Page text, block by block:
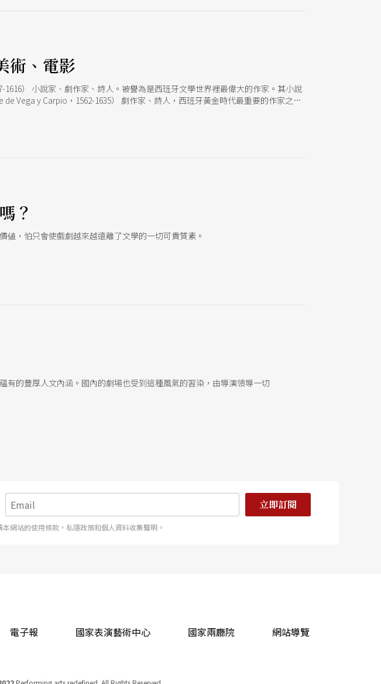
田誠治認為，無論是2000年後文本的「被看到」，還有在劇場裡好好說與好好聽
時，也把從劇本翻譯到劇場實踐過程裡可能面對到的問題，轉化成這個劇本的某種
開始閱讀劇本時就有這樣的擔憂，反倒是進入第一次讀劇時，透過演員的聲音感
讀作品的橋段，「假設他們在場邊開始在唸小說內容時，其實知道閱讀的語氣與
慣這兩個角色可能平常講話就是如此。這是這個作品的特質，因為角色動機、講述
劇本文字、語法等進行一定程度的調整。</p
術、電影
1616） 小說家、劇作家、詩人。被譽為是西班牙文學世界裡最偉大的作家。其小說
Vega y Carpio，1562-1635） 劇作家、詩人，西班牙黃金時代最重要的作家之
的劇本，嘗試了除流浪漢小說外的所有文學創作類型。 38. 羅卡（Federico
「二七年代」的名作家，只活了短短的38年，卻留下頗多膾炙人口的作品，其中
？
，怕只會使戲劇越來越遠離了文學的一切可貴質素。
的豐厚人文內涵。國內的劇場也受到這種風氣的習染，由導演領導一切
立即訂閱
網站的使用條款，私隱政策和個人資料收集聲明。
電子報 國家表演藝術中心 國家兩廳院 網站導覽